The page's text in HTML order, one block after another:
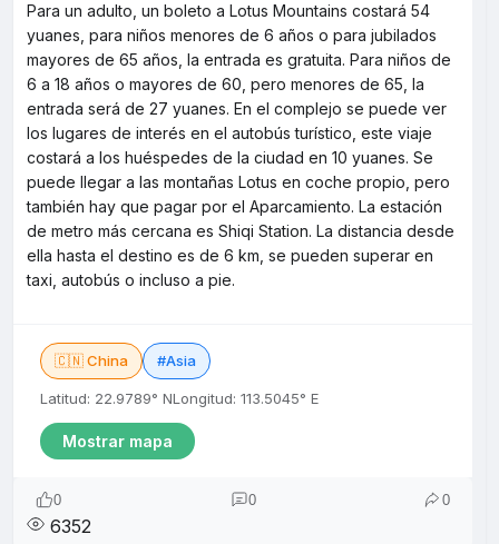
Para un adulto, un boleto a Lotus Mountains costará 54
yuanes, para niños menores de 6 años o para jubilados
mayores de 65 años, la entrada es gratuita. Para niños de
6 a 18 años o mayores de 60, pero menores de 65, la
entrada será de 27 yuanes. En el complejo se puede ver
los lugares de interés en el autobús turístico, este viaje
costará a los huéspedes de la ciudad en 10 yuanes. Se
puede llegar a las montañas Lotus en coche propio, pero
también hay que pagar por el Aparcamiento. La estación
de metro más cercana es Shiqi Station. La distancia desde
ella hasta el destino es de 6 km, se pueden superar en
taxi, autobús o incluso a pie.
🇨🇳 China #Asia
Latitud: 22.9789° NLongitud: 113.5045° E
Mostrar mapa
0 0 0
6352